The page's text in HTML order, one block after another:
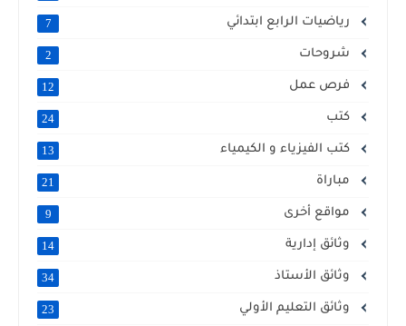
رياضيات الرابع ابتدائي 7
شروحات 2
فرص عمل 12
كتب 24
كتب الفيزياء و الكيمياء 13
مباراة 21
مواقع أخرى 9
وثائق إدارية 14
وثائق الأستاذ 34
وثائق التعليم الأولي 23